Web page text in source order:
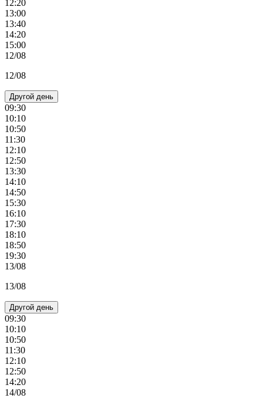
12:20
13:00
13:40
14:20
15:00
12/08
12/08
Другой день
09:30
10:10
10:50
11:30
12:10
12:50
13:30
14:10
14:50
15:30
16:10
17:30
18:10
18:50
19:30
13/08
13/08
Другой день
09:30
10:10
10:50
11:30
12:10
12:50
14:20
14/08